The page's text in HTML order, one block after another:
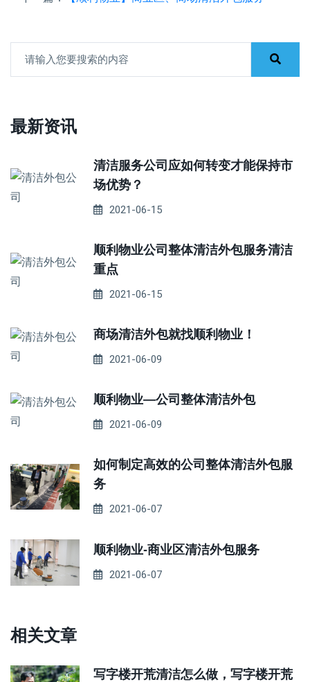
最新资讯
清洁服务公司应如何转变才能保持市
场优势？
2021-06-15
顺利物业公司整体清洁外包服务清洁
重点
2021-06-15
商场清洁外包就找顺利物业！
2021-06-09
顺利物业—公司整体清洁外包
2021-06-09
如何制定高效的公司整体清洁外包服
务
2021-06-07
顺利物业-商业区清洁外包服务
2021-06-07
相关文章
写字楼开荒清洁怎么做，写字楼开荒